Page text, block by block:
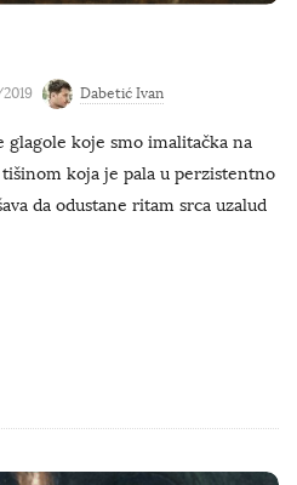
Dabetić Ivan
koje smo imalitačka na
koja je pala u perzistentno
da odustane ritam srca uzalud